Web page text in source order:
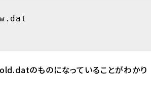
のものになっていることがわかり